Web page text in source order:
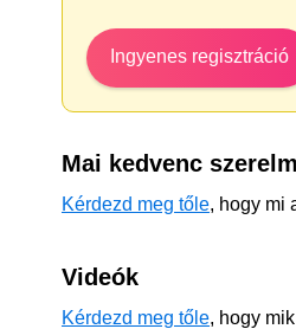
Ingyenes regisztráció
Mai kedvenc
Kérdezd meg tőle, hogy mi
Videók
Kérdezd meg tőle, hogy